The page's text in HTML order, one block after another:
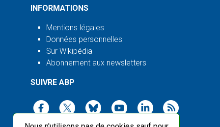
INFORMATIONS
Mentions légales
Données personnelles
Sur Wikipédia
Abonnement aux newsletters
SUIVRE ABP